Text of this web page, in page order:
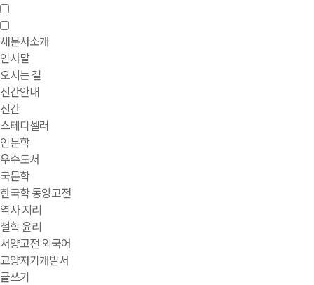
새문사소개
인사말
오시는 길
신간안내
신간
스테디셀러
인문학
우수도서
국문학
한국학 동양고전
역사 지리
철학 윤리
서양고전 외국어
교양자기개발서
글쓰기